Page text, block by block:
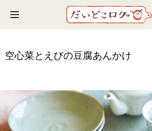
Toggle navigation
空心菜とえびの豆腐あんかけ